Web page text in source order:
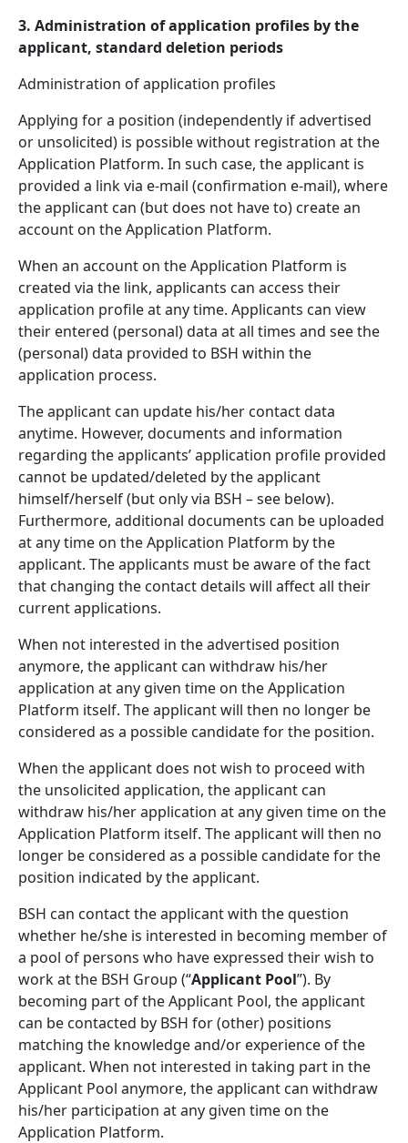
3. Administration of application profiles by the
applicant, standard deletion periods
Administration of application profiles
Applying for a position (independently if advertised
or unsolicited) is possible without registration at the
Application Platform. In such case, the applicant is
provided a link via e-mail (confirmation e-mail), where
the applicant can (but does not have to) create an
account on the Application Platform.
When an account on the Application Platform is
created via the link, applicants can access their
application profile at any time. Applicants can view
their entered (personal) data at all times and see the
(personal) data provided to BSH within the
application process.
The applicant can update his/her contact data
anytime. However, documents and information
regarding the applicants’ application profile provided
cannot be updated/deleted by the applicant
himself/herself (but only via BSH – see below).
Furthermore, additional documents can be uploaded
at any time on the Application Platform by the
applicant. The applicants must be aware of the fact
that changing the contact details will affect all their
current applications.
When not interested in the advertised position
anymore, the applicant can withdraw his/her
application at any given time on the Application
Platform itself. The applicant will then no longer be
considered as a possible candidate for the position.
When the applicant does not wish to proceed with
the unsolicited application, the applicant can
withdraw his/her application at any given time on the
Application Platform itself. The applicant will then no
longer be considered as a possible candidate for the
position indicated by the applicant.
BSH can contact the applicant with the question
whether he/she is interested in becoming member of
a pool of persons who have expressed their wish to
work at the BSH Group (“Applicant Pool”). By
becoming part of the Applicant Pool, the applicant
can be contacted by BSH for (other) positions
matching the knowledge and/or experience of the
applicant. When not interested in taking part in the
Applicant Pool anymore, the applicant can withdraw
his/her participation at any given time on the
Application Platform.